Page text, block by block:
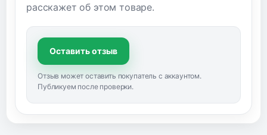
расскажет об этом товаре.
Оставить отзыв
Отзыв может оставить покупатель с аккаунтом.
Публикуем после проверки.